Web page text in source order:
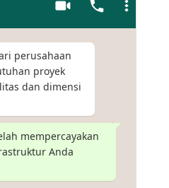
perusahaan
proyek
dan dimensi
mempercayakan
Anda